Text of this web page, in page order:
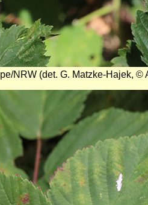
NRW (det. G. Matzke-Hajek, ©